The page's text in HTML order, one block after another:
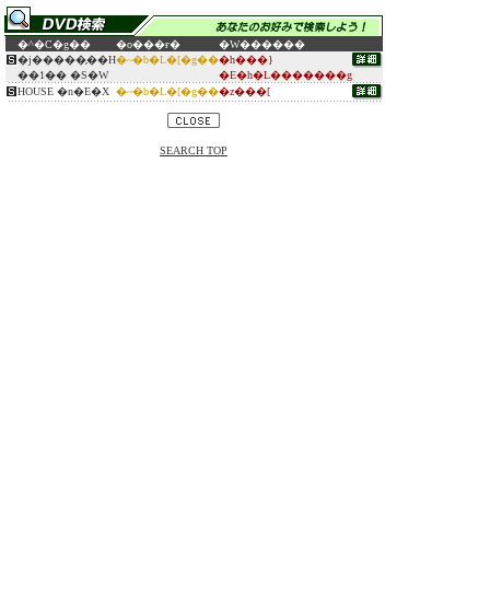
�^�C�g�� �o���ғ�
�W������
�j�����̗��H
��1�� �S�W
�~�b�L�[�g���h���}
�E�h�L�������g
HOUSE �n�E�X �~�b�L�[�g���z���[
SEARCH TOP